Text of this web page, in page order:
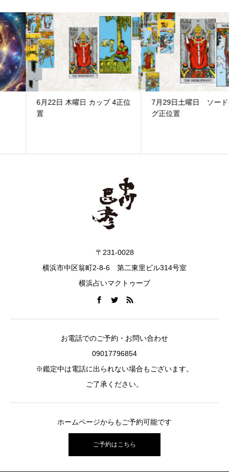
6月22日 木曜日 カップ 4正位
7月29日土曜日 ソードキン
グ正位置
〒231-0028
横浜市中区翁町2-8-6 第二東里ビル314号室
横浜占いマクトゥーブ
お電話でのご予約・お問い合わせ
09017796854
※鑑定中は電話に出られない場合もございます。
ご了承ください。
ホームページからもご予約可能です
ご予約はこちら